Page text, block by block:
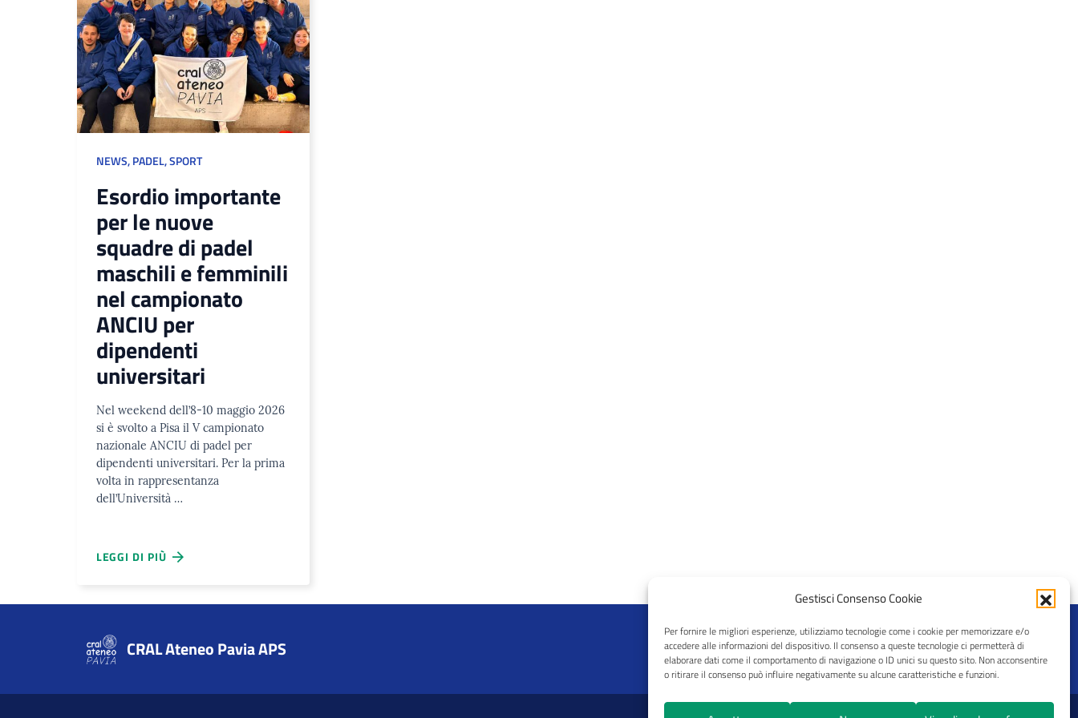
Gestisci Consenso Cookie
Per fornire le migliori esperienze, utilizziamo tecnologie come i cookie per memorizzare e/o
accedere alle informazioni del dispositivo. Il consenso a queste tecnologie ci permetterà di
elaborare dati come il comportamento di navigazione o ID unici su questo sito. Non acconsentire
o ritirare il consenso può influire negativamente su alcune caratteristiche e funzioni.
NEWS,PADEL,SPORT
Esordio importante
per le nuove
squadre di padel
maschili e femminili
nel campionato
ANCIU per
dipendenti
universitari
Nel weekend dell’8-10 maggio 2026
si è svolto a Pisa il V campionato
nazionale ANCIU di padel per
dipendenti universitari. Per la prima
volta in rappresentanza
dell’Università …
LEGGI DI PIÙ
CRAL Ateneo Pavia APS